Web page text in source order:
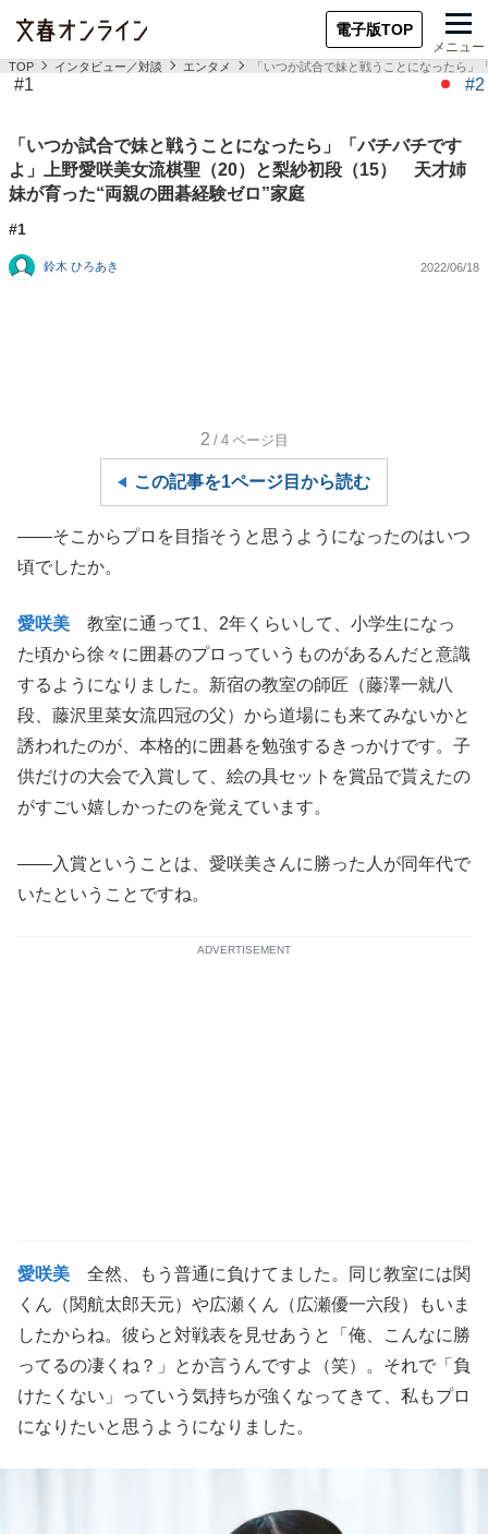
電子版TOP
メニュー
TOP インタビュー／対談 エンタメ 「いつか試合で妹と戦うことになったら
#1 #2
「いつか試合で妹と戦うことになったら」「バチバチです
よ」上野愛咲美女流棋聖（20）と梨紗初段（15） 天才姉
妹が育った“両親の囲碁経験ゼロ”家庭
#1
鈴木 ひろあき 2022/06/18
2 /4 ページ目
この記事を1ページ目から読む
——そこからプロを目指そうと思うようになったのはいつ
頃でしたか。
愛咲美
教室に通って1、2年くらいして、小学生になっ
た頃から徐々に囲碁のプロっていうものがあるんだと意識
するようになりました。新宿の教室の師匠（藤澤一就八
段、藤沢里菜女流四冠の父）から道場にも来てみないかと
誘われたのが、本格的に囲碁を勉強するきっかけです。子
供だけの大会で入賞して、絵の具セットを賞品で貰えたの
がすごい嬉しかったのを覚えています。
——入賞ということは、愛咲美さんに勝った人が同年代で
いたということですね。
ADVERTISEMENT
愛咲美
全然、もう普通に負けてました。同じ教室には関
くん（関航太郎天元）や広瀬くん（広瀬優一六段）もいま
したからね。彼らと対戦表を見せあうと「俺、こんなに勝
ってるの凄くね？」とか言うんですよ（笑）。それで「負
けたくない」っていう気持ちが強くなってきて、私もプロ
になりたいと思うようになりました。